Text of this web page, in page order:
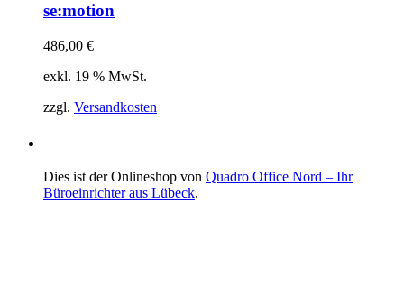
se:motion
486,00 €
exkl. 19 % MwSt.
zzgl. Versandkosten
Dies ist der Onlineshop von Quadro Office Nord – Ihr
Büroeinrichter aus Lübeck.